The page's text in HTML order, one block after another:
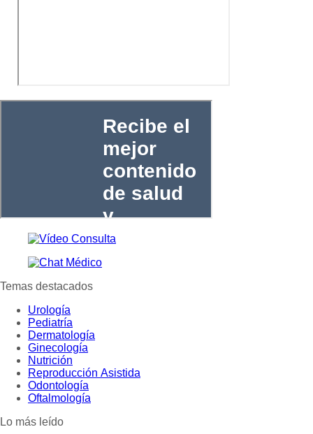
Temas destacados
Urología
Pediatría
Dermatología
Ginecología
Nutrición
Reproducción Asistida
Odontología
Oftalmología
Lo más leído